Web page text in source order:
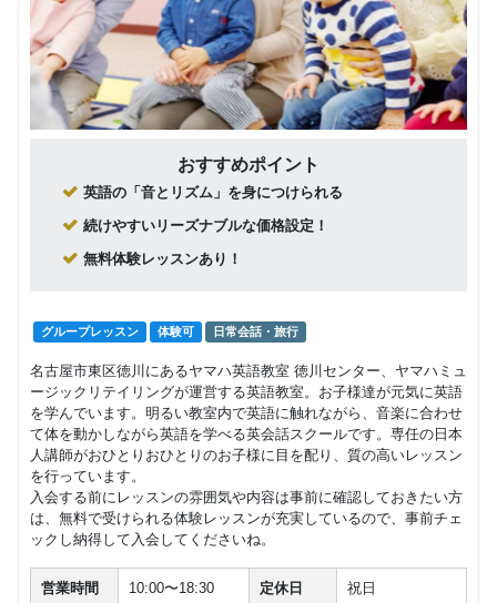
おすすめポイント
英語の「音とリズム」を身につけられる
続けやすいリーズナブルな価格設定！
無料体験レッスンあり！
グループレッスン 体験可 日常会話・旅行
名古屋市東区徳川にあるヤマハ英語教室 徳川センター、ヤマハミュ
ージックリテイリングが運営する英語教室。お子様達が元気に英語
を学んでいます。明るい教室内で英語に触れながら、音楽に合わせ
て体を動かしながら英語を学べる英会話スクールです。専任の日本
人講師がおひとりおひとりのお子様に目を配り、質の高いレッスン
を行っています。
入会する前にレッスンの雰囲気や内容は事前に確認しておきたい方
は、無料で受けられる体験レッスンが充実しているので、事前チェ
ックし納得して入会してくださいね。
営業時間 10:00〜18:30 定休日 祝日